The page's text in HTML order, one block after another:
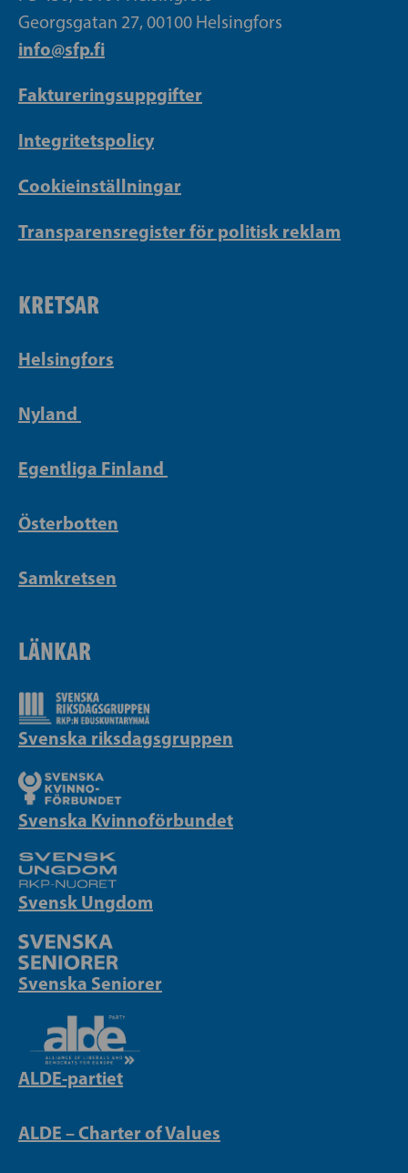
Georgsgatan 27, 00100 Helsingfors
info@sfp.fi
Faktureringsuppgifter
Integritetspolicy
Cookieinställningar
Transparensregister för politisk reklam
KRETSAR
Helsingfors
Nyland
Egentliga Finland
Österbotten
Samkretsen
LÄNKAR
Svenska riksdagsgruppen
Svenska Kvinnoförbundet
Svensk Ungdom
Svenska Seniorer
ALDE-partiet
ALDE – Charter of Values